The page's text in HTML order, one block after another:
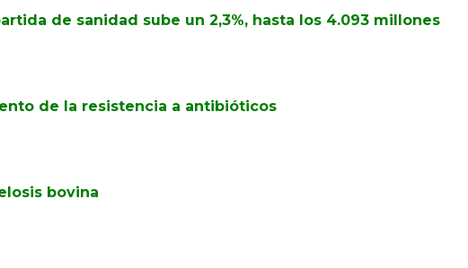
de sanidad sube un 2,3%, hasta los 4.093 millones
de la resistencia a antibióticos
bovina